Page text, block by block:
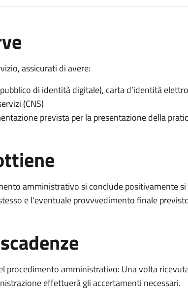
assicurati di avere:
di identità digitale), carta d’identità
(CNS)
prevista per la presentazione della
amministrativo si conclude positivamente
e l'eventuale provvvedimento finale
procedimento amministrativo: Una volta
effettuerà gli accertamenti necessari.